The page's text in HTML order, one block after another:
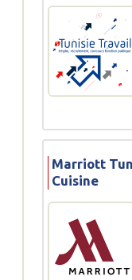
Marriott
Cuisine